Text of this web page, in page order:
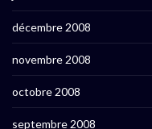
décembre 2008
novembre 2008
octobre 2008
septembre 2008